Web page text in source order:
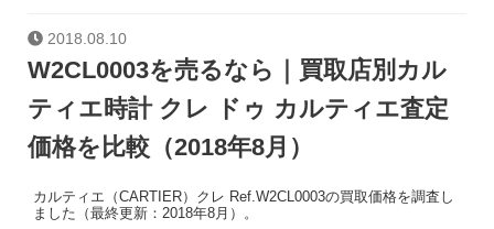
2018.08.10
W2CL0003を売るなら｜買取店別カル
ティエ時計 クレ ドゥ カルティエ査定
価格を比較（2018年8月）
カルティエ（CARTIER）クレ Ref.W2CL0003の買取価格を調査し
ました（最終更新：2018年8月）。